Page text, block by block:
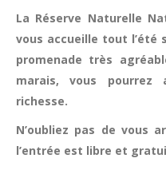
La Réserve Naturelle
vous accueille tout l’été
promenade très
marais, vous
richesse.
N’oubliez pas de vous
l’entrée est libre et